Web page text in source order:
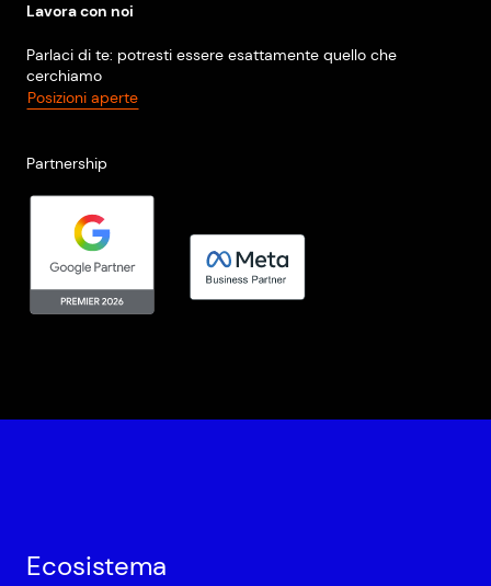
Lavora con noi
Parlaci di te: potresti essere esattamente quello che
cerchiamo
Posizioni aperte
Partnership
Ecosistema